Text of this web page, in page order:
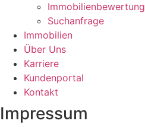
Immobilienbewertung
Suchanfrage
Immobilien
Über Uns
Karriere
Kundenportal
Kontakt
Impressum